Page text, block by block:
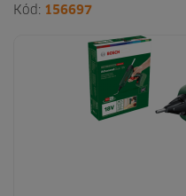
Kód: 156697